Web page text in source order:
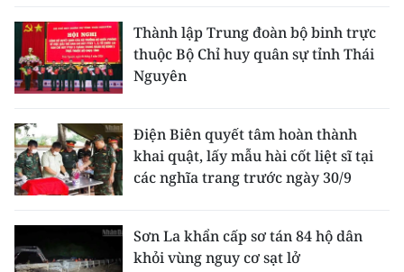
Thành lập Trung đoàn bộ binh trực
thuộc Bộ Chỉ huy quân sự tỉnh Thái
Nguyên
Điện Biên quyết tâm hoàn thành
khai quật, lấy mẫu hài cốt liệt sĩ tại
các nghĩa trang trước ngày 30/9
Sơn La khẩn cấp sơ tán 84 hộ dân
khỏi vùng nguy cơ sạt lở